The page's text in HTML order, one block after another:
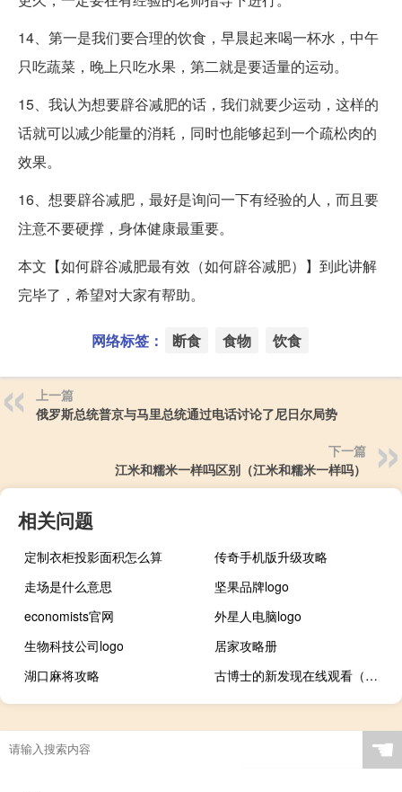
14、第一是我们要合理的饮食，早晨起来喝一杯水，中午
只吃蔬菜，晚上只吃水果，第二就是要适量的运动。
15、我认为想要辟谷减肥的话，我们就要少运动，这样的
话就可以减少能量的消耗，同时也能够起到一个疏松肉的
效果。
16、想要辟谷减肥，最好是询问一下有经验的人，而且要
注意不要硬撑，身体健康最重要。
本文【如何辟谷减肥最有效（如何辟谷减肥）】到此讲解
完毕了，希望对大家有帮助。
网络标签： 断食 食物 饮食
上一篇
俄罗斯总统普京与马里总统通过电话讨论了尼日尔局势
下一篇
江米和糯米一样吗区别（江米和糯米一样吗）
相关问题
定制衣柜投影面积怎么算
传奇手机版升级攻略
走场是什么意思
坚果品牌logo
economists官网
外星人电脑logo
生物科技公司logo
居家攻略册
湖口麻将攻略
古博士的新发现在线观看（古博士的新发现）
☚